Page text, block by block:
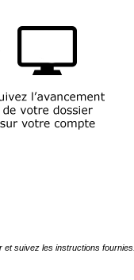
suivez les instructions fournies.